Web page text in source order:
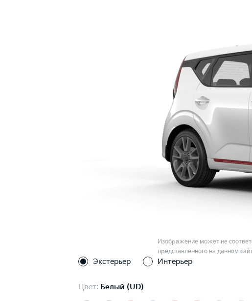
Изображение может не
представленного на данном
Экстерьер Интерьер
Цвет: Белый (UD)